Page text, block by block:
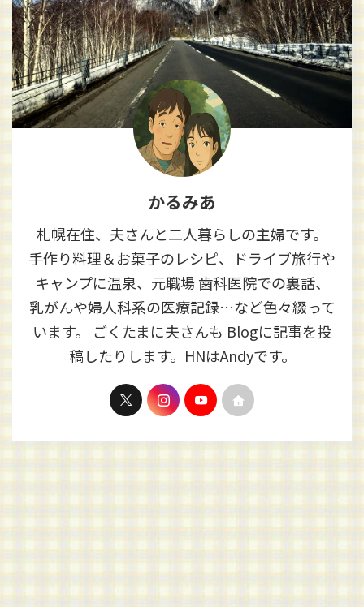
かるみあ
札幌在住、夫さんと二人暮らしの主婦です。
手作り料理＆お菓子のレシピ、ドライブ旅行や
キャンプに温泉、元職場 歯科医院での裏話、
乳がんや婦人科系の医療記録…など色々綴って
います。 ごくたまに夫さんも Blogに記事を投
稿したりします。HNはAndyです。